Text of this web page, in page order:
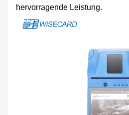
hervorragende Leistung.